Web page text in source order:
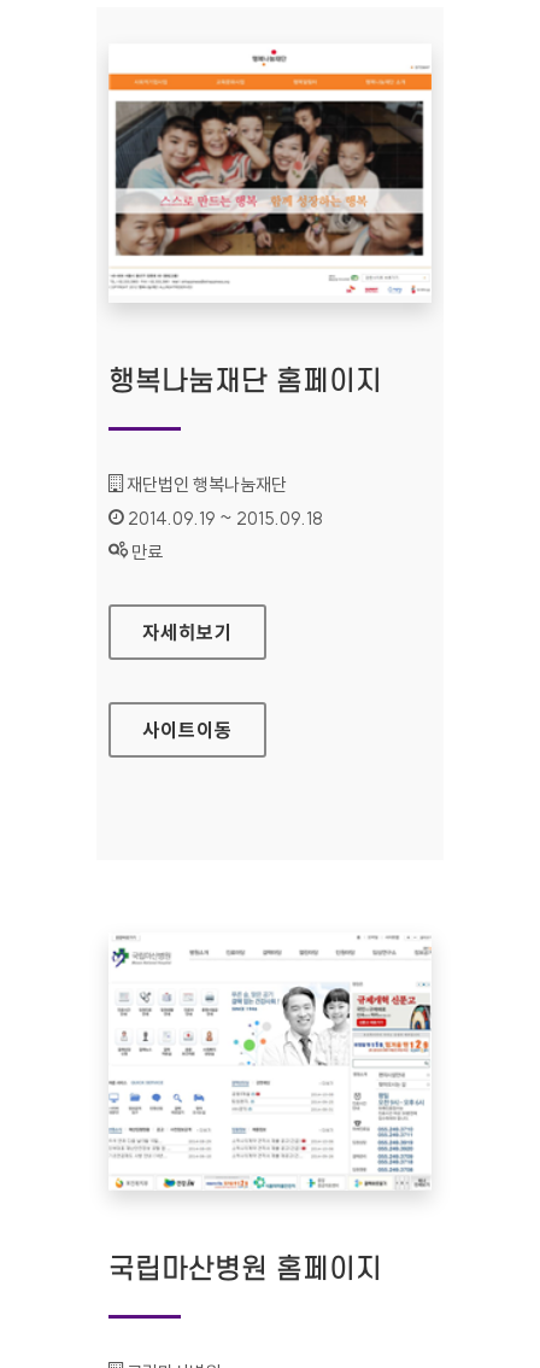
행복나눔재단 홈페이지
기관명 :
재단법인 행복나눔재단
인증기간 :
2014.09.19 ~ 2015.09.18
상태 :
만료
행복나눔재단 홈페이지
자세히보기
사이트이동
국립마산병원 홈페이지